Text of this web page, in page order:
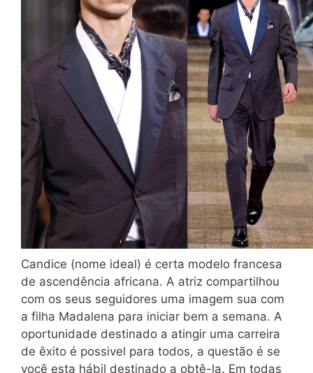
Candice (nome ideal) é certa modelo francesa
de ascendência africana. A atriz compartilhou
com os seus seguidores uma imagem sua com
a filha Madalena para iniciar bem a semana. A
oportunidade destinado a atingir uma carreira
de êxito é possivel para todos, a questão é se
você esta hábil destinado a obtê-la. Em todas